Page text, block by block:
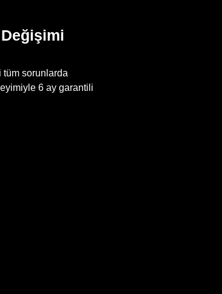
sorunlarda
6 ay garantili